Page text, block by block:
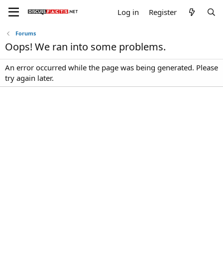
Log in Register
Forums
Oops! We ran into some problems.
An error occurred while the page was being generated. Please
try again later.